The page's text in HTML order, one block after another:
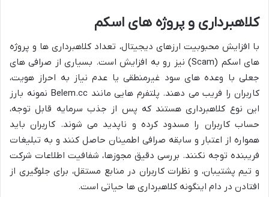
کلاهبرداری و پروژه های اسکم
با افزایش محبوبیت ارزهای دیجیتال، تعداد کلاهبرداری ها و پروژه
های اسکم (Scam) نیز رو به افزایش است. بسیاری از صرافی های
جعلی با وعده های سود غیرمنطقی یا عدم نیاز به احراز هویت،
کاربران را فریب می دهند. پلتفرم هایی مانند Belem.cc نمونه بارز
این نوع کلاهبرداری هستند که پس از جذب سرمایه قابل توجه،
حساب کاربران را مسدود کرده و ناپدید می شوند. کاربران باید
همواره از اعتبار و سابقه صرافی اطمینان حاصل کنند و به تبلیغات
فریبنده توجه نکنند. بررسی دقیق مجوزها، شفافیت اطلاعات شرکت
و تیم پشتیبان، و نظرات کاربران در منابع مستقل، برای جلوگیری از
افتادن در دام اینگونه کلاهبرداری ها حیاتی است.